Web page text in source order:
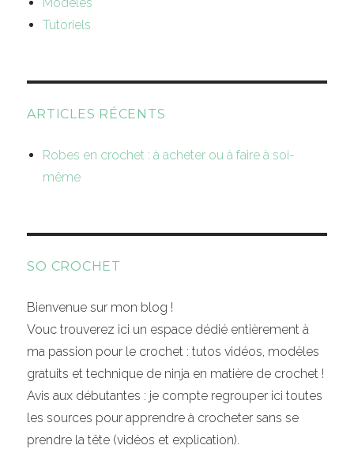
Tutoriels
ARTICLES RÉCENTS
Robes en crochet : à acheter ou à faire à soi-
même
SO CROCHET
Bienvenue sur mon blog !
Vouc trouverez ici un espace dédié entièrement à
ma passion pour le crochet : tutos vidéos, modèles
gratuits et technique de ninja en matière de crochet !
Avis aux débutantes : je compte regrouper ici toutes
les sources pour apprendre à crocheter sans se
prendre la tête (vidéos et explication).